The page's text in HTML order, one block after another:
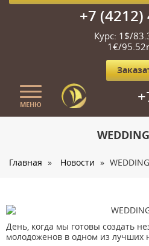
+7 (4212)
Курс: 1$/
1€/
МЕНЮ
Страны
Туристам
Корпоративное обслуживание
Главная » Новости »
День, когда мы готовы создать
молодоженов в одном из лучших